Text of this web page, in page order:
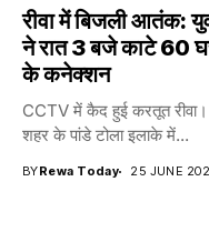
रीवा में बिजली आतंक:
ने रात 3 बजे काटे 60
के कनेक्शन
CCTV में कैद हुई करतूत रीवा।
शहर के पांडे टोला इलाके में...
BYRewa Today 25 JUNE